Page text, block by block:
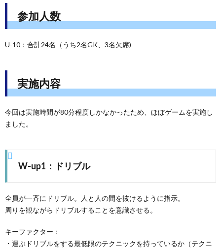
参加人数
U-10：合計24名（うち2名GK、3名欠席)
実施内容
今回は実施時間が80分程度しかなかったため、ほぼゲームを実施し
ました。
W-up1：ドリブル
全員が一斉にドリブル。人と人の間を抜けるように指示。
周りを観ながらドリブルすることを意識させる。
キーファクター：
・運ぶドリブルをする最低限のテクニックを持っているか（テクニ